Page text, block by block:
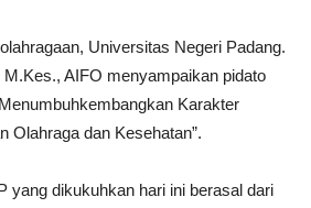
Universitas Negeri Padang.
AIFO menyampaikan pidato
Karakter
Olahraga dan Kesehatan”.
yang dikukuhkan hari ini berasal dari